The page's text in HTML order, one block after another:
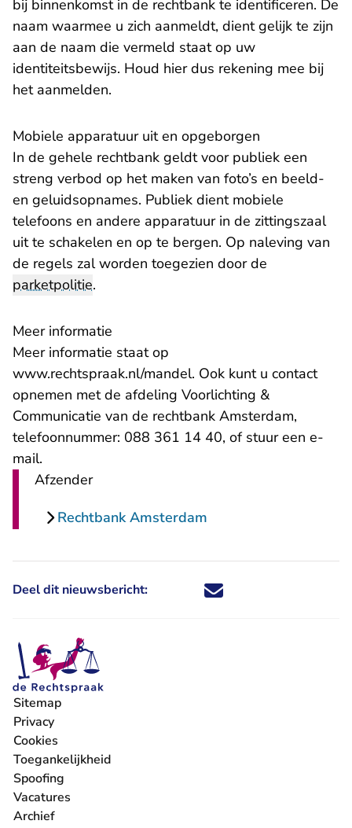
bij binnenkomst in de rechtbank te identificeren. De
naam waarmee u zich aanmeldt, dient gelijk te zijn
aan de naam die vermeld staat op uw
identiteitsbewijs. Houd hier dus rekening mee bij
het aanmelden.
Mobiele apparatuur uit en opgeborgen
In de gehele rechtbank geldt voor publiek een
streng verbod op het maken van foto’s en beeld-
en geluidsopnames. Publiek dient mobiele
telefoons en andere apparatuur in de zittingszaal
uit te schakelen en op te bergen. Op naleving van
de regels zal worden toegezien door de
parketpolitie.
Meer informatie
Meer informatie staat op
www.rechtspraak.nl/mandel. Ook kunt u contact
opnemen met de afdeling Voorlichting &
Communicatie van de rechtbank Amsterdam,
telefoonnummer: 088 361 14 40, of stuur een e-
mail- U verlaat Rechtspraak.nl
.
Afzender
Rechtbank Amsterdam
Deel dit nieuwsbericht: Deel dit nieuwsbericht via X -
Deel dit nieuwsbericht via
Deel dit nieuwsbericht
Deel dit
Sitemap
Privacy
Cookies
Toegankelijkheid
Spoofing
Vacatures
- U verlaat Rechtspraak.nl
Archief